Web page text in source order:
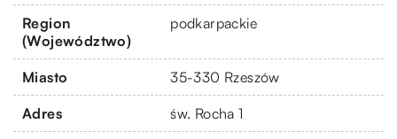
Region
(Województwo)
podkarpackie
Miasto 35-330 Rzeszów
Adres św. Rocha 1